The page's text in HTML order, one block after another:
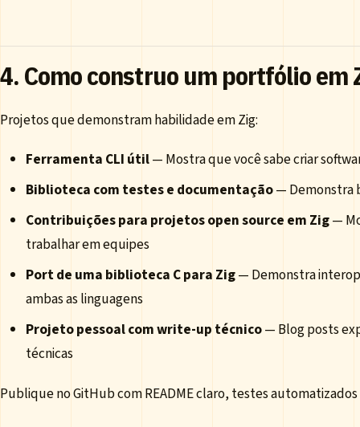
4. Como construo um portfólio em
Projetos que demonstram habilidade em Zig:
Ferramenta CLI útil— Mostra que você sabe criar
Biblioteca com testes e documentação— Demonstra
Contribuições para projetos open source em Zig—
trabalhar em equipes
Port de uma biblioteca C para Zig— Demonstra
ambas as linguagens
Projeto pessoal com write-up técnico— Blog posts
técnicas
Publique no GitHub com README claro, testes